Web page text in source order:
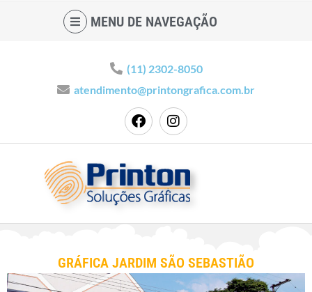
MENU DE NAVEGAÇÃO
(11) 2302-8050
atendimento@printongrafica.com.br
GRÁFICA JARDIM SÃO SEBASTIÃO